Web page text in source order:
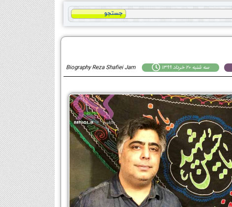
Biography Reza Shafiei Jam سه شنبه 20 خرداد 1399